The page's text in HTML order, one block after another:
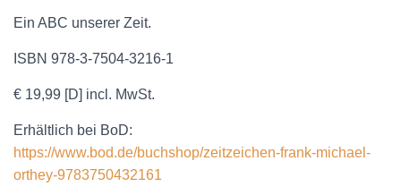
Ein ABC unserer Zeit.
ISBN 978-3-7504-3216-1
€ 19,99 [D] incl. MwSt.
Erhältlich bei BoD:
https://www.bod.de/buchshop/zeitzeichen-frank-michael-
orthey-9783750432161